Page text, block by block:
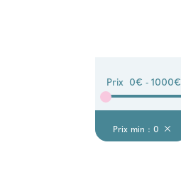
Prix 0€ - 1000€
Prix min : 0